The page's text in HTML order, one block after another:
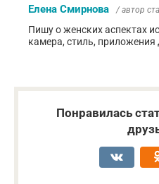
Елена Смирнова / автор
Пишу о женских аспектах
камера, стиль,
Понравилась